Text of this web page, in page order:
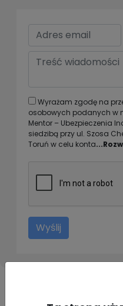
Wyrażam zgodę na
osobowych podanych w
Mentor – Ubezpieczenia
siedzibą przy ul. Szosa
Toruń w celu konta
Wyślij